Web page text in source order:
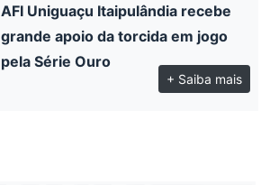
AFI Uniguaçu Itaipulândia recebe
grande apoio da torcida em jogo
pela Série Ouro
+ Saiba mais